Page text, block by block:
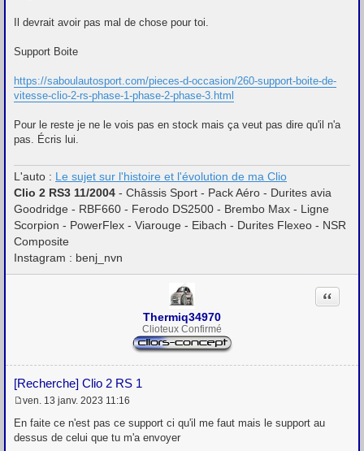
a
e
Il devrait avoir pas mal de chose pour toi.
Support Boite
https://saboulautosport.com/pieces-d-occasion/260-support-boite-de-
vitesse-clio-2-rs-phase-1-phase-2-phase-3.html
Pour le reste je ne le vois pas en stock mais ça veut pas dire qu'il n'a
pas. Écris lui.
L'auto : Le sujet sur l'histoire et l'évolution de ma Clio
Clio 2 RS3 11/2004 - Châssis Sport - Pack Aéro - Durites avia
Goodridge - RBF660 - Ferodo DS2500 - Brembo Max - Ligne
Scorpion - PowerFlex - Viarouge - Eibach - Durites Flexeo - NSR
Composite
Instagram : benj_nvn
Thermiq34970
Clioteux Confirmé
[Recherche] Clio 2 RS 1
Citation
e
s
ven. 13 janv. 2023 11:16
En faite ce n'est pas ce support ci qu'il me faut mais le support au
dessus de celui que tu m'a envoyer